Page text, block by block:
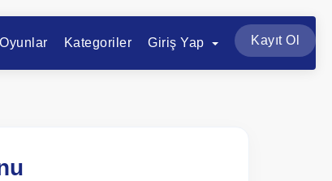
Kategoriler Giriş Yap Kayıt Ol